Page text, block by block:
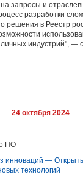
запросы и
разработки
решения в Реестр
индустрий",
24 октября 2024
ПО
инноваций —
технологий